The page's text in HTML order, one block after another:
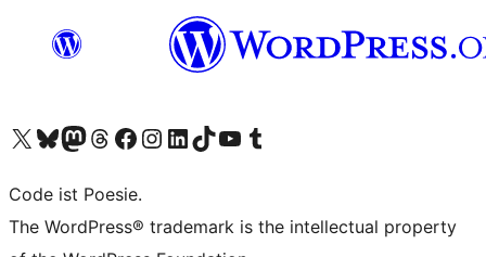
Unser X-Konto (früher Twitter) besuchen
Unser Bluesky-Konto besuchen
Unser Mastodon-Konto besuchen
Unser Threads-Konto besuchen
Unsere Facebook-Seite besuchen
Unser Instagram-Konto besuchen
Unser LinkedIn-Konto besuchen
Unser TikTok-Konto besuchen
Unseren YouTube-Kanal besuchen
Unser Tumblr-Konto besuchen
Code ist Poesie.
The WordPress® trademark is the intellectual property